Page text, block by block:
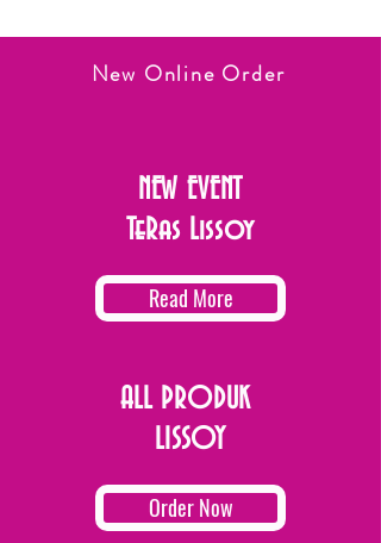
New Online Order
NEW EVENT
TeRas Lissoy
Read More
ALL PRODUK
LISSOY
Order Now